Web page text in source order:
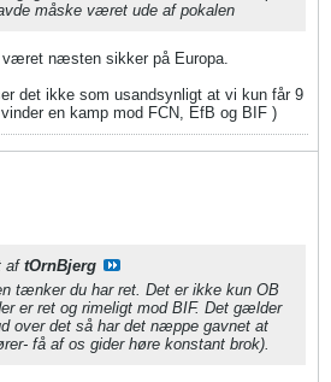
måske været ude af pokalen
været næsten sikker på Europa.
det ikke som usandsynligt at vi kun får 9
en kamp mod FCN, EfB og BIF )
af tOrnBjerg
tænker du har ret. Det er ikke kun OB
er ret og rimeligt mod BIF. Det gælder
over det så har det næppe gavnet at
få af os gider høre konstant brok).